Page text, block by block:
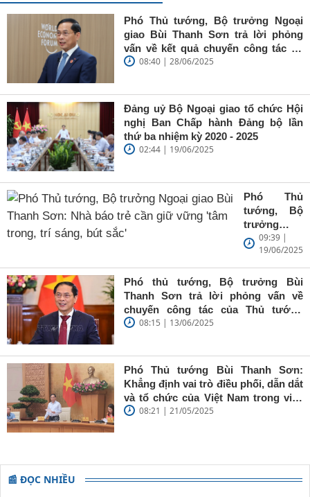
Phó Thủ tướng, Bộ trưởng Ngoại
giao Bùi Thanh Sơn trả lời phỏng
vấn về kết quả chuyến công tác tại
Trung Quốc của Thủ tướng Chính
08:40 | 28/06/2025
Đảng uỷ Bộ Ngoại giao tổ chức Hội
nghị Ban Chấp hành Đảng bộ lần
thứ ba nhiệm kỳ 2020 - 2025
02:44 | 19/06/2025
Phó Thủ
tướng, Bộ
trưởng
Ngoại giao
Bùi Thanh
Sơn: Nhà
báo trẻ cần
giữ vững
'tâm trong,
09:39 |
19/06/2025
Phó thủ tướng, Bộ trưởng Bùi
Thanh Sơn trả lời phỏng vấn về
chuyến công tác của Thủ tướng
Chính phủ đến Estonia, Pháp và
08:15 | 13/06/2025
Phó Thủ tướng Bùi Thanh Sơn:
Khẳng định vai trò điều phối, dẫn dắt
và tổ chức của Việt Nam trong việc
đề cao chủ nghĩa đa phương, đoàn
08:21 | 21/05/2025
📰 ĐỌC NHIỀU